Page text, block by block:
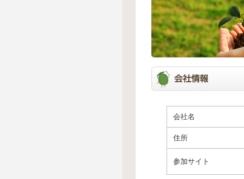
会社名
住所
参加サイト